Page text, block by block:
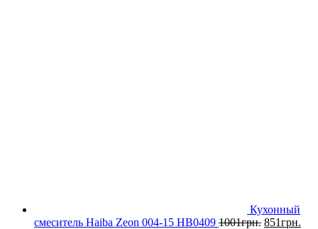
Кухонный
смеситель Haiba Zeon 004-15 HB0409 1001грн. 851грн.